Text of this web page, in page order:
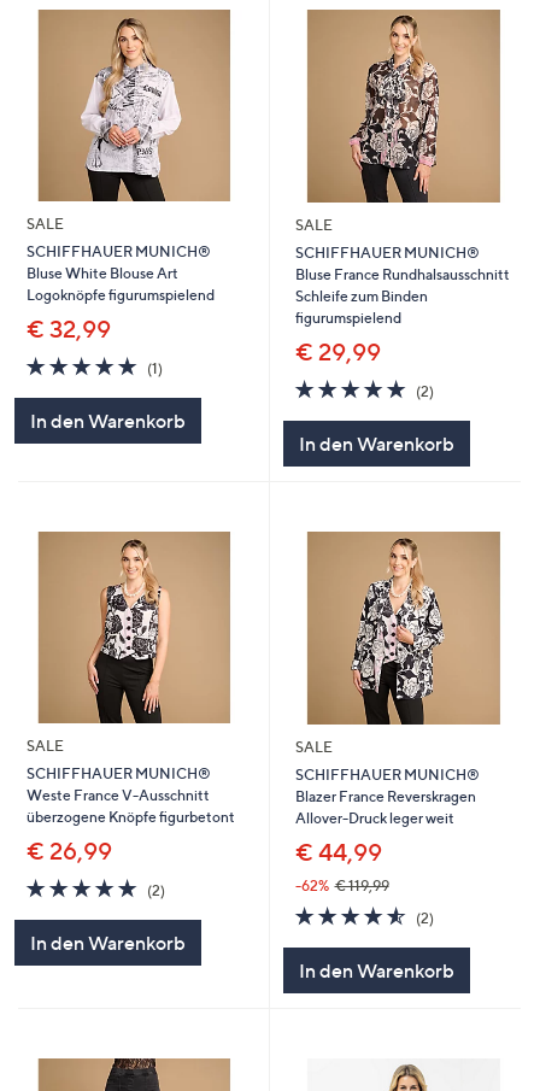
SALE
SCHIFFHAUER MUNICH®
Bluse White Blouse Art
Logoknöpfe figurumspielend
€ 32,99
5.0
von
(1)1
In den Warenkorb
SALE
SCHIFFHAUER MUNICH®
Bluse France Rundhalsausschnitt
Schleife zum Binden
figurumspielend
€ 29,99
5.0
von
(2)2
In den Warenkorb
SALE
SCHIFFHAUER MUNICH®
Weste France V-Ausschnitt
überzogene Knöpfe figurbetont
€ 26,99
5.0
von
(2)2
In den Warenkorb
SALE
SCHIFFHAUER MUNICH®
Blazer France Reverskragen
Allover-Druck leger weit
€ 44,99
-62% € 119,99
4.5
von
(2)2
In den Warenkorb